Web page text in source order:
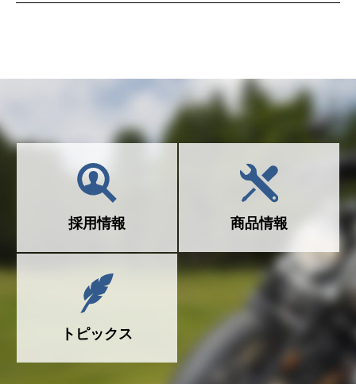
採用情報 商品情報
トピックス